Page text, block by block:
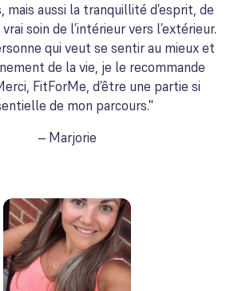
aussi la tranquillité d’esprit, de
soin de l’intérieur vers l’extérieur.
qui veut se sentir au mieux et
de la vie, je le recommande
FitForMe, d’être une partie si
de mon parcours."
– Marjorie